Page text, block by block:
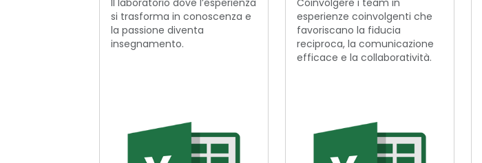
si trasforma in conoscenza e
la passione diventa
insegnamento.
esperienze coinvolgenti che
favoriscano la fiducia
reciproca, la comunicazione
efficace e la collaboratività.